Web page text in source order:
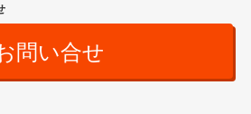
問い合せ